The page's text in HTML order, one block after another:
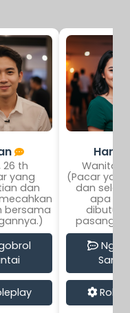
26 th
yang
dan
bersama
Hana
Wanita,
(Pacar
dan
apa
Santai